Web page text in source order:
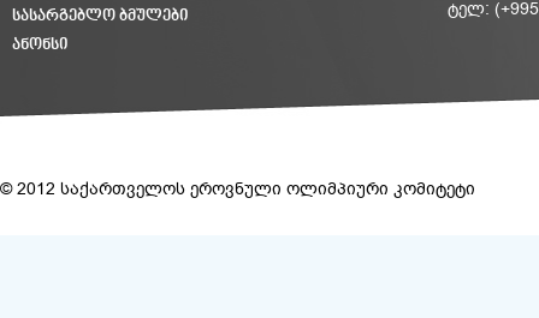
ᲡᲐᲡᲐᲠᲒᲔᲑᲚᲝ ᲑᲛᲣᲚᲔᲑᲘ
ᲐᲜᲝᲜᲡᲘ
ტელ: (+995
© 2012 საქართველოს ეროვნული ოლიმპიური კომიტეტი